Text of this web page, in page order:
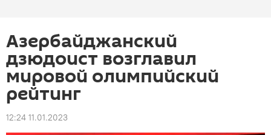
Азербайджанский
дзюдоист возглавил
мировой олимпийский
рейтинг
12:24 11.01.2023